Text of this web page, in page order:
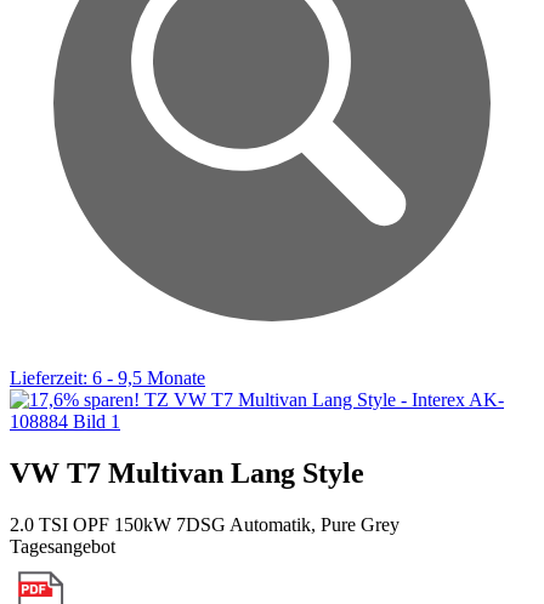
Lieferzeit: 6 - 9,5 Monate
VW T7 Multivan Lang Style
2.0 TSI OPF 150kW 7DSG Automatik, Pure Grey
Tagesangebot